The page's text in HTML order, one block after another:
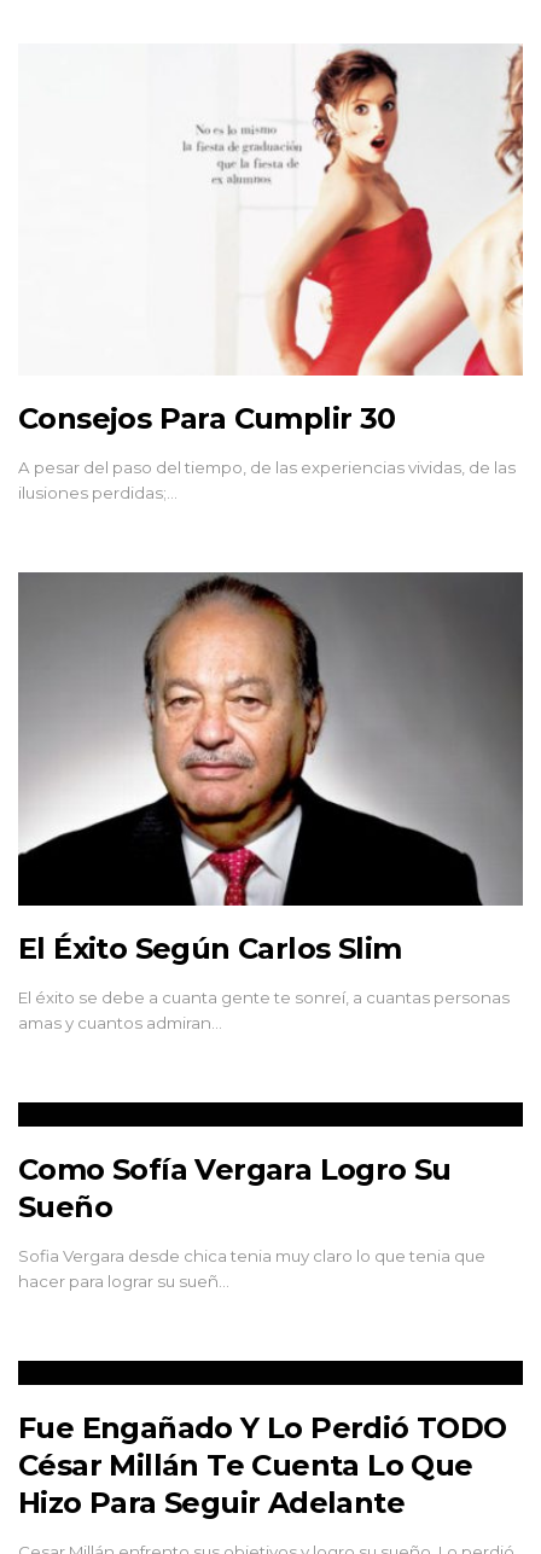
Consejos Para Cumplir 30
A pesar del paso del tiempo, de las experiencias vividas, de las
ilusiones perdidas;…
El Éxito Según Carlos Slim
El éxito se debe a cuanta gente te sonreí, a cuantas personas
amas y cuantos admiran…
Como Sofía Vergara Logro Su
Sueño
Sofia Vergara desde chica tenia muy claro lo que tenia que
hacer para lograr su sueñ…
Fue Engañado Y Lo Perdió TODO
César Millán Te Cuenta Lo Que
Hizo Para Seguir Adelante